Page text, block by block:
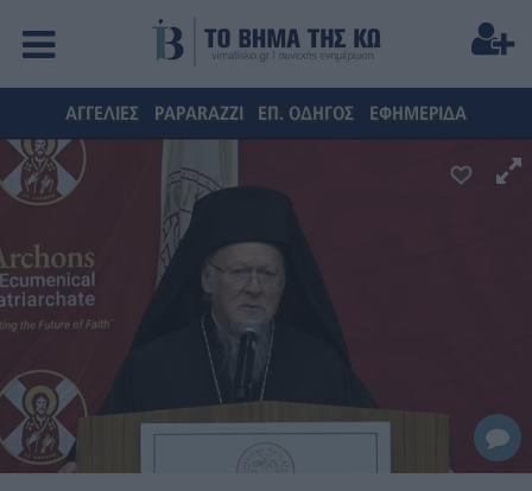
ΑΓΓΕΛΙΕΣ PAPARAZZI ΕΠ. ΟΔΗΓΟΣ ΕΦΗΜΕΡΙΔΑ